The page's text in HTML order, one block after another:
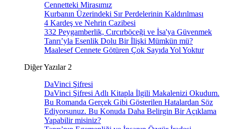
Cennetteki Mirasımız
Kurbanın Üzerindeki Sır Perdelerinin Kaldırılması
4 Kardeş ve Nehrin Cazibesi
332 Peygamberlik, Cırcırböceği ve İsa'ya Güvenmek
Tanrı’yla Esenlik Dolu Bir İlişki Mümkün mü?
Maalesef Cennete Götüren Çok Sayıda Yol Yoktur
Diğer Yazılar 2
DaVinci Şifresi
DaVinci Şifresi Adlı Kitapla İlgili Makalenizi Okudum.
Bu Romanda Gerçek Gibi Gösterilen Hatalardan Söz
Ediyorsunuz. Bu Konuda Daha Belirgin Bir Açıklama
Yapabilir misiniz?